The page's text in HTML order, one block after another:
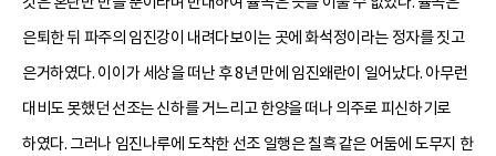
은퇴한 뒤 파주의 임진강이 내려다보이는 곳에 화석정이라는 정자를 짓고
은거하였다. 이이가 세상을 떠난 후 8년 만에 임진왜란이 일어났다. 아무런
대비도 못했던 선조는 신하를 거느리고 한양을 떠나 의주로 피신하기로
하였다. 그러나 임진나루에 도착한 선조 일행은 칠흑 같은 어둠에 도무지 한